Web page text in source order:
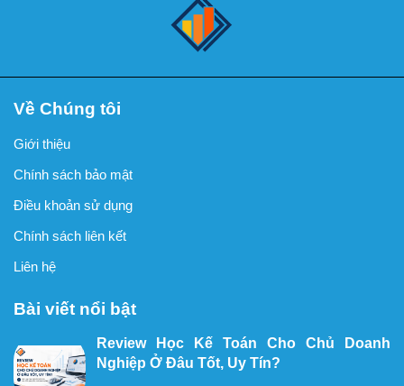
Về Chúng tôi
Giới thiệu
Chính sách bảo mật
Điều khoản sử dụng
Chính sách liên kết
Liên hệ
Bài viết nổi bật
Review Học Kế Toán Cho Chủ Doanh
Nghiệp Ở Đâu Tốt, Uy Tín?